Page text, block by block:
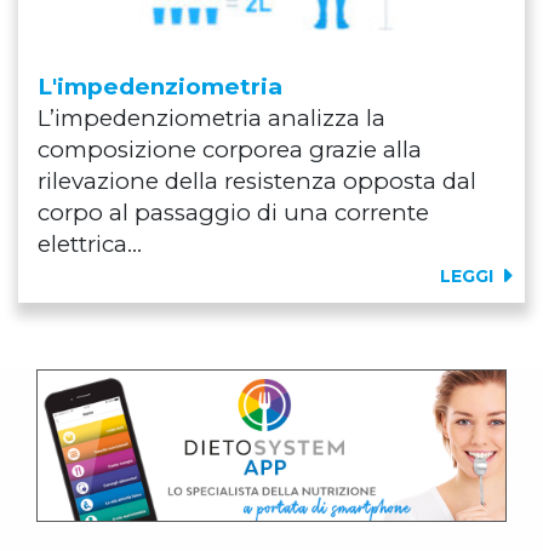
L'impedenziometria
L’impedenziometria analizza la
composizione corporea grazie alla
rilevazione della resistenza opposta dal
corpo al passaggio di una corrente
elettrica...
LEGGI